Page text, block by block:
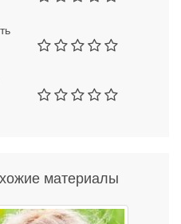
материалы